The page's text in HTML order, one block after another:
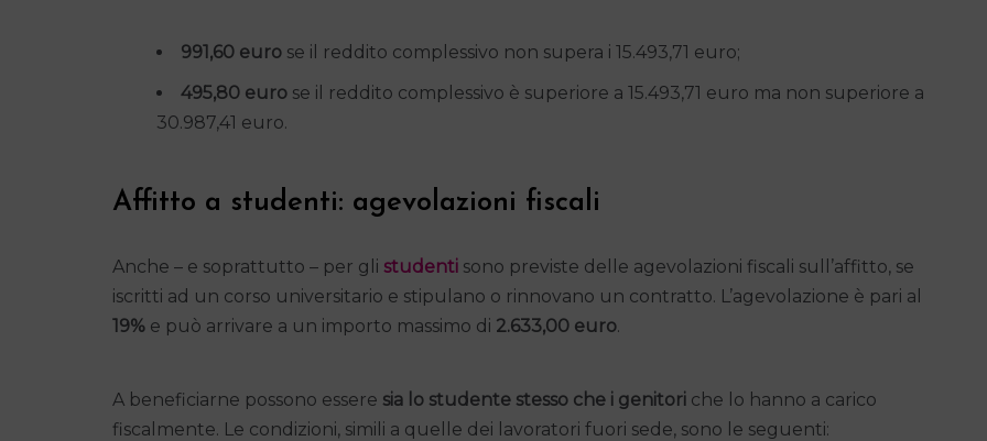
991,60 euro se il reddito complessivo non supera i 15.493,71 euro;
495,80 euro se il reddito complessivo è superiore a 15.493,71 euro ma non superiore a
30.987,41 euro.
Affitto a studenti: agevolazioni fiscali
Anche – e soprattutto – per gli studenti sono previste delle agevolazioni fiscali sull’affitto, se
iscritti ad un corso universitario e stipulano o rinnovano un contratto. L’agevolazione è pari al
19% e può arrivare a un importo massimo di 2.633,00 euro.
A beneficiarne possono essere sia lo studente stesso che i genitori che lo hanno a carico
fiscalmente. Le condizioni, simili a quelle dei lavoratori fuori sede, sono le seguenti: